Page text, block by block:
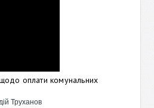
оплати комунальних
Труханов